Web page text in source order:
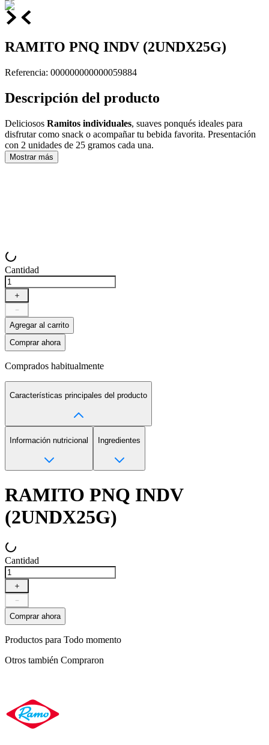
RAMITO PNQ INDV (2UNDX25G)
Referencia: 000000000000059884
Descripción del producto
Deliciosos Ramitos individuales, suaves ponqués ideales para
disfrutar como snack o acompañar tu bebida favorita. Presentación
con 2 unidades de 25 gramos cada una.
Mostrar más
Cantidad
＋
－
Agregar al carrito
Comprar ahora
Comprados habitualmente
Características principales del producto
Información nutricional Ingredientes
RAMITO PNQ INDV
(2UNDX25G)
Cantidad
＋
－
Comprar ahora
Productos para Todo momento
Otros también Compraron